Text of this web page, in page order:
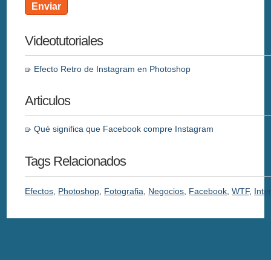
Enviar
Videotutoriales
Efecto Retro de Instagram en Photoshop
Articulos
Qué significa que Facebook compre Instagram
Tags Relacionados
Efectos Photoshop Fotografia Negocios Facebook ,WTF,